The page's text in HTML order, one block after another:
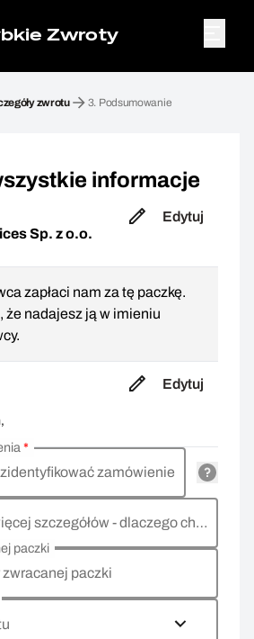
Zwroty
zwrotu 3. Podsumowanie
informacje
Sp. z o.o.
Edytuj
zapłaci nam za tę paczkę.
że nadajesz ją w imieniu
Edytuj
zamówienie
*
Podaj nam więcej szczegółów - dlaczego chcesz zwrócić towar, co jest powodem?
paczki
paczki